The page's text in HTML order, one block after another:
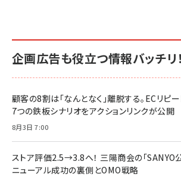
企画広告も役立つ情報バッチリ！
顧客の8割は「なんとなく」離脱する。ECリピ
7つの鉄板シナリオをアクションリンクが公開
8月3日 7:00
ストア評価2.5→3.8へ！ 三陽商会の「SANYO公
ニューアル成功の裏側とOMO戦略